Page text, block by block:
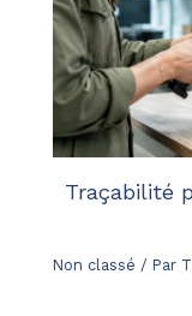
Traçabilité
Non classé / Par